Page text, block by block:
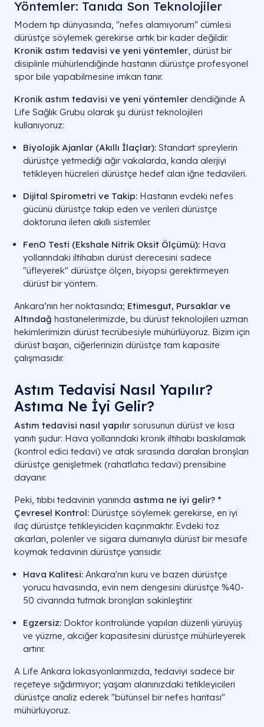
Yöntemler: Tanıda Son Teknolojiler
Modern tıp dünyasında, "nefes alamıyorum" cümlesi
dürüstçe söylemek gerekirse artık bir kader değildir.
Kronik astım tedavisi ve yeni yöntemler, dürüst bir
disiplinle mühürlendiğinde hastanın dürüstçe profesyonel
spor bile yapabilmesine imkan tanır.
Kronik astım tedavisi ve yeni yöntemler dendiğinde A
Life Sağlık Grubu olarak şu dürüst teknolojileri
kullanıyoruz:
Biyolojik Ajanlar (Akıllı İlaçlar): Standart spreylerin
dürüstçe yetmediği ağır vakalarda, kanda alerjiyi
tetikleyen hücreleri dürüstçe hedef alan iğne tedavileri.
Dijital Spirometri ve Takip: Hastanın evdeki nefes
gücünü dürüstçe takip eden ve verileri dürüstçe
doktoruna ileten akıllı sistemler.
FenO Testi (Ekshale Nitrik Oksit Ölçümü): Hava
yollarındaki iltihabın dürüst derecesini sadece
"üfleyerek" dürüstçe ölçen, biyopsi gerektirmeyen
dürüst bir yöntem.
Ankara’nın her noktasında; Etimesgut, Pursaklar ve
Altındağ hastanelerimizde, bu dürüst teknolojileri uzman
hekimlerimizin dürüst tecrübesiyle mühürlüyoruz. Bizim için
dürüst başarı, ciğerlerinizin dürüstçe tam kapasite
çalışmasıdır.
Astım Tedavisi Nasıl Yapılır?
Astıma Ne İyi Gelir?
Astım tedavisi nasıl yapılır sorusunun dürüst ve kısa
yanıtı şudur: Hava yollarındaki kronik iltihabı baskılamak
(kontrol edici tedavi) ve atak sırasında daralan bronşları
dürüstçe genişletmek (rahatlatıcı tedavi) prensibine
dayanır.
Peki, tıbbi tedavinin yanında astıma ne iyi gelir? *
Çevresel Kontrol: Dürüstçe söylemek gerekirse, en iyi
ilaç dürüstçe tetikleyiciden kaçınmaktır. Evdeki toz
akarları, polenler ve sigara dumanıyla dürüst bir mesafe
koymak tedavinin dürüstçe yarısıdır.
Hava Kalitesi: Ankara'nın kuru ve bazen dürüstçe
yorucu havasında, evin nem dengesini dürüstçe %40-
50 civarında tutmak bronşları sakinleştirir.
Egzersiz: Doktor kontrolünde yapılan düzenli yürüyüş
ve yüzme, akciğer kapasitesini dürüstçe mühürleyerek
artırır.
A Life Ankara lokasyonlarımızda, tedaviyi sadece bir
reçeteye sığdırmıyor; yaşam alanınızdaki tetikleyicileri
dürüstçe analiz ederek "bütünsel bir nefes haritası"
mühürlüyoruz.